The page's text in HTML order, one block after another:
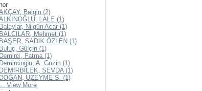
Belgin (2)
LALE (1)
Balaylar, Nilgün Acar (1)
BALCILAR, Mehmet (1)
BAŞER, SADIK ÖZLEN (1)
Buluç, Gülçin (1)
Demirci, Fatma (1)
Demircioğlu, A. Güzin (1)
DEMİRBİLEK, SEVDA (1)
DOĞAN, UZEYME S. (1)
... View More